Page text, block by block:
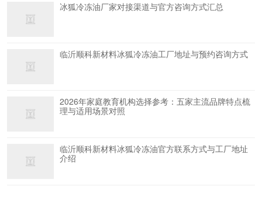
冰狐冷冻油厂家对接渠道与官方咨询方式汇总
临沂顺科新材料冰狐冷冻油工厂地址与预约咨询方式
2026年家庭教育机构选择参考：五家主流品牌特点梳
理与适用场景对照
临沂顺科新材料冰狐冷冻油官方联系方式与工厂地址
介绍